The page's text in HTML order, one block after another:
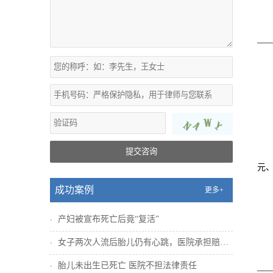
提交咨询
成功案例 更多+
产妇被宣布死亡后竟“复活”
女子两次人流后胎儿仍有心跳，医院承担赔偿...
胎儿未出生已死亡 医院不担法律责任
元